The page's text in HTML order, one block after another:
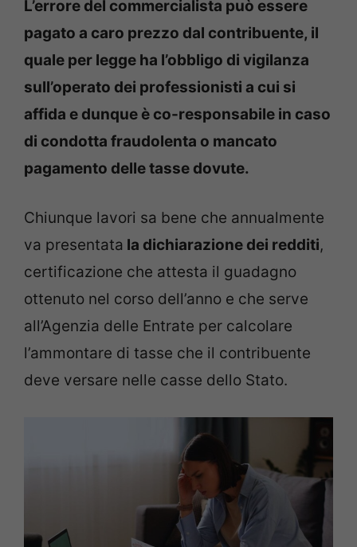
L’errore del commercialista può essere
pagato a caro prezzo dal contribuente, il
quale per legge ha l’obbligo di vigilanza
sull’operato dei professionisti a cui si
affida e dunque è co-responsabile in caso
di condotta fraudolenta o mancato
pagamento delle tasse dovute.
Chiunque lavori sa bene che annualmente
va presentata la dichiarazione dei redditi,
certificazione che attesta il guadagno
ottenuto nel corso dell’anno e che serve
all’Agenzia delle Entrate per calcolare
l’ammontare di tasse che il contribuente
deve versare nelle casse dello Stato.